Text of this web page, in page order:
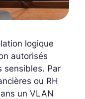
logique
autorisés
sensibles. Par
ou RH
un VLAN